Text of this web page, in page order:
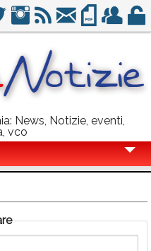
News, Notizie, eventi,
vco